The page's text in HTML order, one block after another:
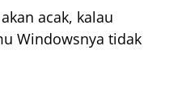
acak, kalau
Windowsnya tidak